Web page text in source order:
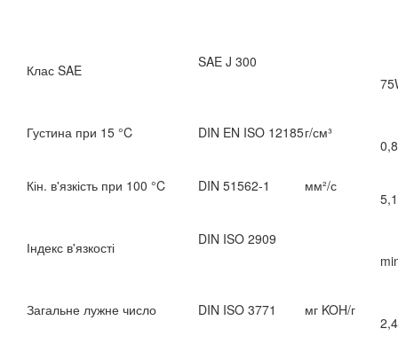
Клас SAE
SAE J 300
Густина при 15 °C DIN EN ISO 12185г/см³
Кін. в'язкість при 100 °C DIN 51562-1 мм²/с
Індекс в'язкості
DIN ISO 2909
Загальне лужне число DIN ISO 3771 мг KOH/г